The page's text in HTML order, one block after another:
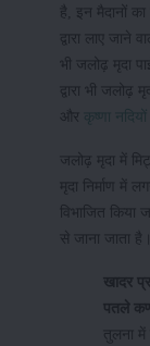
है, इन मैदानों का
द्वारा लाए
भी जलोढ़ मृदा
द्वारा भी जलोढ़
और
कृष्णा नदियों
जलोढ़ मृदा में
मृदा निर्माण में
विभाजित किया
से जाना जाता है।
खादर
पतले
तुलना में